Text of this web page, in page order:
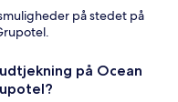
på stedet på
på Ocean